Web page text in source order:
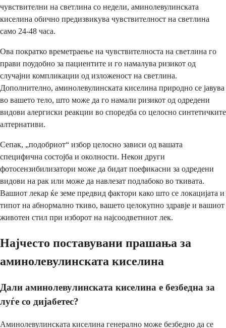
чувствителни на светлина со недели, аминолевулинската
киселина обично предизвикува чувствителност на светлина
само 24-48 часа.
Ова пократко времетраење на чувствителноста на светлина го
прави поудобно за пациентите и го намалува ризикот од
случајни компликации од изложеност на светлина.
Дополнително, аминолевулинската киселина природно се јавува
во вашето тело, што може да го намали ризикот од одредени
видови алергиски реакции во споредба со целосно синтетичките
алтернативи.
Сепак, „подобриот“ избор целосно зависи од вашата
специфична состојба и околности. Некои други
фотосензибилизатори може да бидат поефикасни за одредени
видови на рак или може да навлезат подлабоко во ткивата.
Вашиот лекар ќе земе предвид фактори како што се локацијата и
типот на абнормално ткиво, вашето целокупно здравје и вашиот
животен стил при изборот на најсоодветниот лек.
Најчесто поставувани прашања за
аминолевулинската киселина
Дали аминолевулинската киселина е безбедна за
луѓе со дијабетес?
Аминолевулинската киселина генерално може безбедно да се